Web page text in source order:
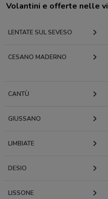
Volantini e offerte nelle
LENTATE SUL SEVESO
CESANO MADERNO
CANTÙ
GIUSSANO
LIMBIATE
DESIO
LISSONE